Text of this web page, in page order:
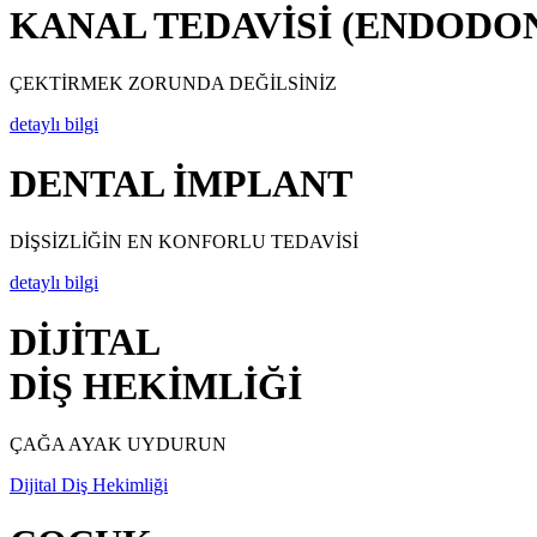
KANAL TEDAVİSİ
ÇEKTİRMEK ZORUNDA DEĞİLSİNİZ
detaylı bilgi
DENTAL İMPLANT
DİŞSİZLİĞİN EN KONFORLU TEDAVİSİ
detaylı bilgi
DİJİTAL
DİŞ HEKİMLİĞİ
ÇAĞA AYAK UYDURUN
Dijital Diş Hekimliği